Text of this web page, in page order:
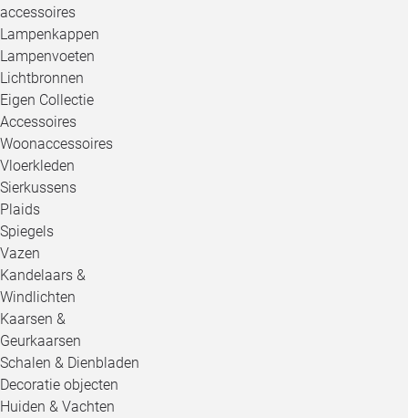
accessoires
Lampenkappen
Lampenvoeten
Lichtbronnen
Eigen Collectie
Accessoires
Woonaccessoires
Vloerkleden
Sierkussens
Plaids
Spiegels
Vazen
Kandelaars &
Windlichten
Kaarsen &
Geurkaarsen
Schalen & Dienbladen
Decoratie objecten
Huiden & Vachten